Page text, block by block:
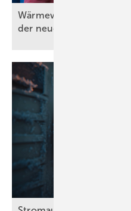
Wärmewände in der
der neuen